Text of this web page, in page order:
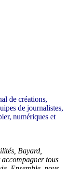
de créations,
de journalistes,
numériques et
Bayard,
tous